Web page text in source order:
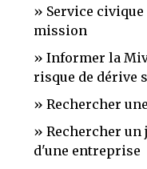
Service
mission
Informer la
risque de dérive
Rechercher
Rechercher
d'une entreprise